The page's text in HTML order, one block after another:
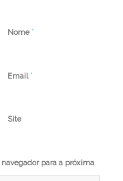
Nome *
Email *
Site
para a próxima